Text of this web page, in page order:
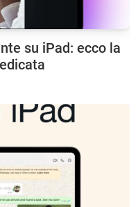
su iPad: ecco la